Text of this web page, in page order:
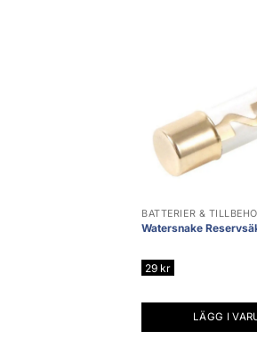
BATTERIER &
Watersnake
29 kr
LÄGG I